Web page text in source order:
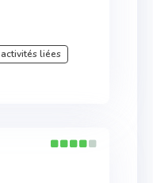
activités liées